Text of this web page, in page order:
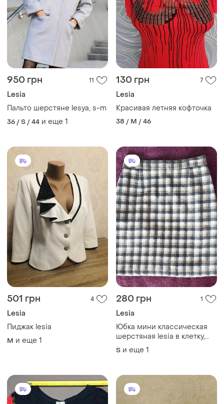
950 грн 11
Lesia
Пальто шерстяне lesya, s-m
36 / S / 44 и еще 1
130 грн 7
Lesia
Красивая летняя кофточка
38 / M / 46
501 грн 4
Lesia
Пиджак lesia
M и еще 1
280 грн 1
Lesia
Юбка мини классическая
шерстяная lesia в клетку,
размер s-m, 42
S и еще 1